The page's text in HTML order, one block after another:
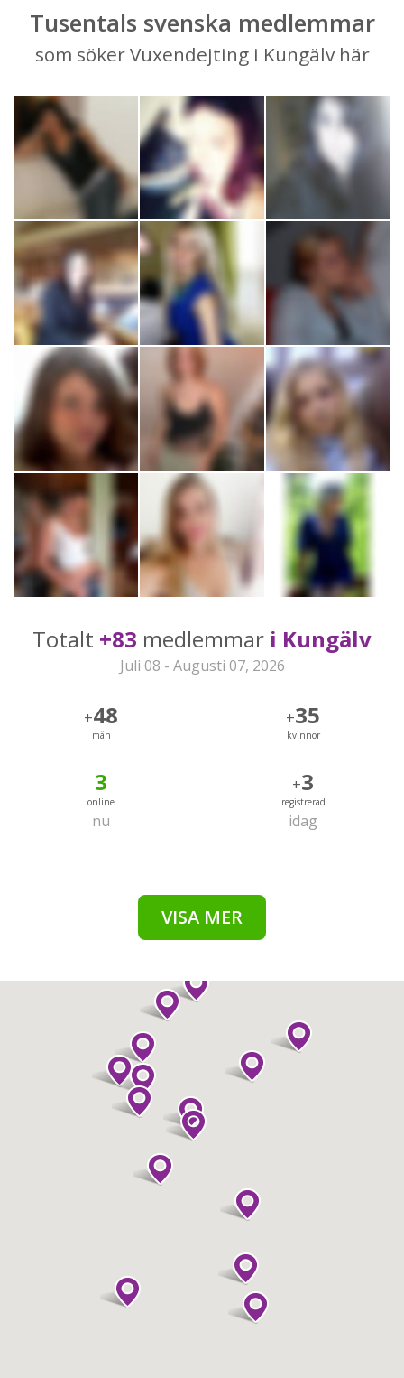
Tusentals svenska medlemmar
som söker Vuxendejting i Kungälv här
Totalt +83 medlemmar i Kungälv
Juli 08 - Augusti 07, 2026
+48
män
+35
kvinnor
3
online
nu
+3
registrerad
idag
VISA MER